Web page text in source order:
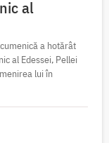
al
a hotărât
al Edessei, Pellei
lui în